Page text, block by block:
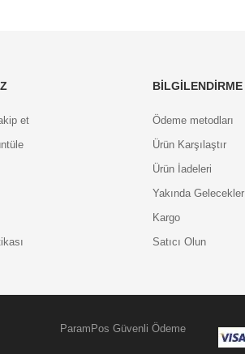
et
BILGILENDIRME
Ödeme metodları
Ürün Karşılaştır
Ürün İadeleri
Yakında Gelecekler
Kargo
Satıcı Olun
ParamPos Güvenli Ödeme